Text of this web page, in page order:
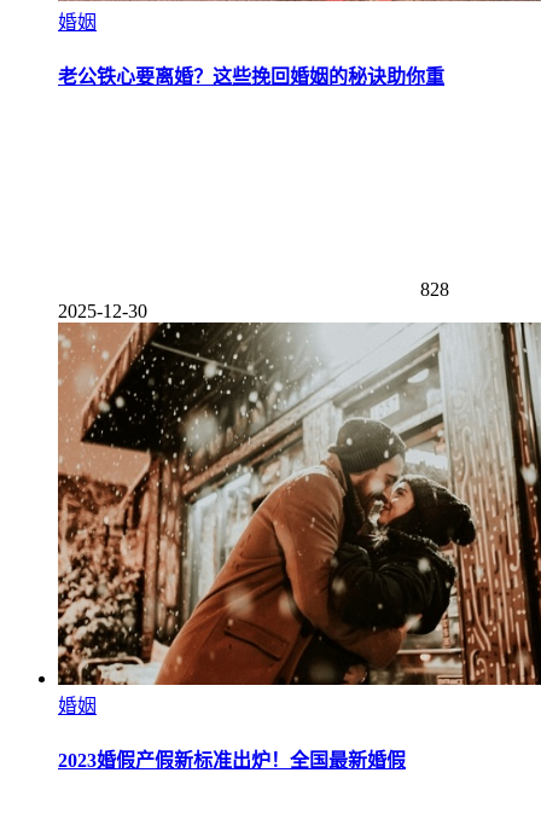
婚姻
老公铁心要离婚？这些挽回婚姻的秘诀助你重
828
2025-12-30
婚姻
2023婚假产假新标准出炉！全国最新婚假